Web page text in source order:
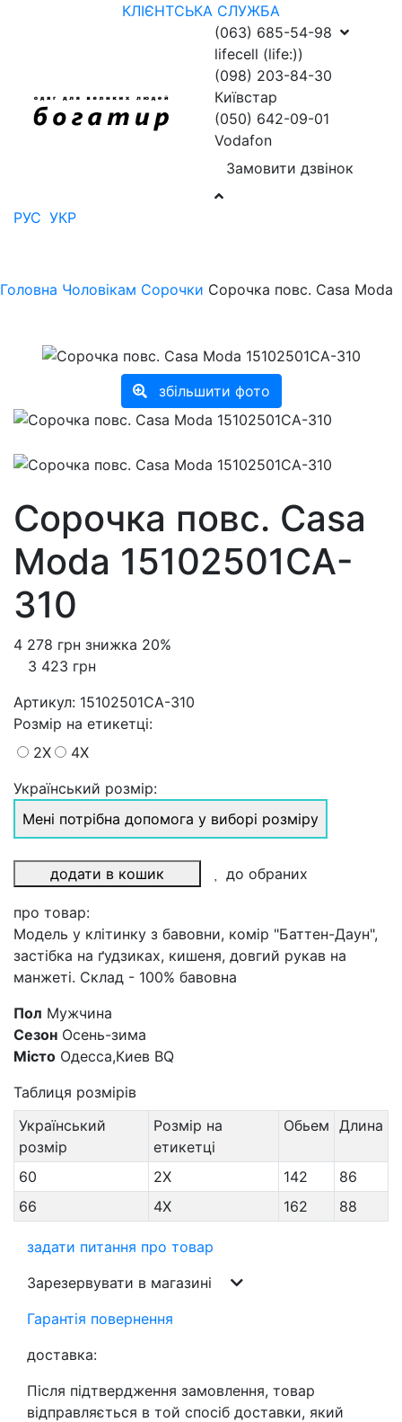
КЛІЄНТСЬКА СЛУЖБА
(063) 685-54-98
lifecell (life:))
(098) 203-84-30
Київстар
(050) 642-09-01
Vodafon
Замовити дзвінок
РУС УКР
Головна Чоловікам Сорочки Сорочка повс. Casa Moda
збільшити фото
Сорочка повс. Casa
Moda 15102501CA-
310
4 278 грн знижка 20%
3 423 грн
Артикул: 15102501CA-310
Розмiр на етикетці:
2X
4X
Український розмір:
Мені потрібна допомога у виборі розміру
додати в кошик до обраних
про товар:
Модель у клітинку з бавовни, комір "Баттен-Даун",
застібка на ґудзиках, кишеня, довгий рукав на
манжеті. Склад - 100% бавовна
Пол Мужчина
Сезон Осень-зима
Місто Одесса,Киев BQ
Таблиця розмірів
Український
розмір
Розмір на
етикетці
Обьем Длина
60 2X 142
86
66
4X 162 88
задати питання про товар
Зарезервувати в магазині
Гарантія повернення
доставка:
Після підтвердження замовлення, товар
відправляється в той спосіб доставки, який